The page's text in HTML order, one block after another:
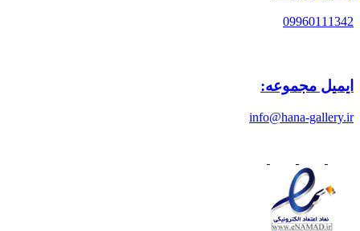
09960111342
ایمیل مجموعه:
info@hana-gallery.ir